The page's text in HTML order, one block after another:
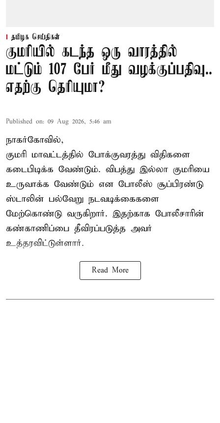
தமிழக செய்திகள்
குமரியில் கடந்த ஒரு வாரத்தில்
மட்டும் 107 பேர் மீது வழக்குப்பதிவு..
எதற்கு தெரியுமா?
Published on: 09 Aug 2026, 5:46 am
நாகர்கோவில்,
குமரி மாவட்டத்தில் போக்குவரத்து விதிகளை
கடைபிடிக்க வேண்டும். விபத்து இல்லா குமரியை
உருவாக்க வேண்டும் என போலீஸ் சூப்பிரண்டு
ஸ்டாலின் பல்வேறு நடவடிக்கைகளை
மேற்கொண்டு வருகிறார். இதற்காக போலீசாரின்
கண்காணிப்பை தீவிரப்படுத்த அவர்
உத்தரவிட்டுள்ளார்.
Read More